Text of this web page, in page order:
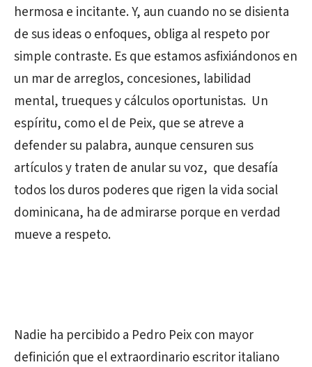
hermosa e incitante. Y, aun cuando no se disienta
de sus ideas o enfoques, obliga al respeto por
simple contraste. Es que estamos asfixiándonos en
un mar de arreglos, concesiones, labilidad
mental, trueques y cálculos oportunistas. Un
espíritu, como el de Peix, que se atreve a
defender su palabra, aunque censuren sus
artículos y traten de anular su voz, que desafía
todos los duros poderes que rigen la vida social
dominicana, ha de admirarse porque en verdad
mueve a respeto.
Nadie ha percibido a Pedro Peix con mayor
definición que el extraordinario escritor italiano